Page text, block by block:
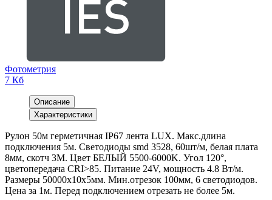
Фотометрия
7 Кб
Описание
Характеристики
Рулон 50м герметичная IP67 лента LUX. Макс.длина
подключения 5м. Светодиоды smd 3528, 60шт/м, белая плата
8мм, скотч 3М. Цвет БЕЛЫЙ 5500-6000K. Угол 120°,
цветопередача CRI>85. Питание 24V, мощность 4.8 Вт/м.
Размеры 50000х10х5мм. Мин.отрезок 100мм, 6 светодиодов.
Цена за 1м. Перед подключением отрезать не более 5м.